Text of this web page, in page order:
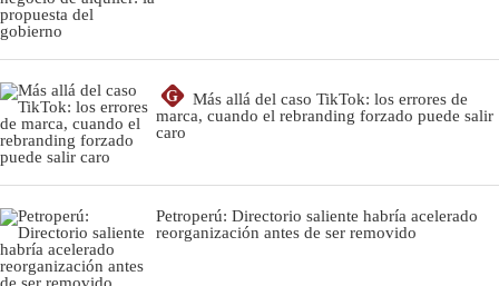
G
Más allá del caso TikTok: los errores de
marca, cuando el rebranding forzado puede salir
caro
Petroperú: Directorio saliente habría acelerado
reorganización antes de ser removido